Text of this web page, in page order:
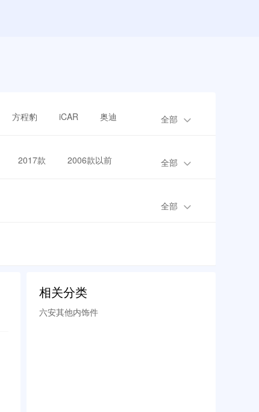
方程豹 iCAR 奥迪 全部
2017款 2006款以前 全部
全部
相关分类
六安其他内饰件